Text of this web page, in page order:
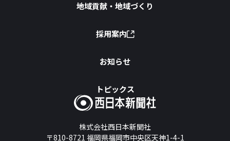
株式会社西日本新聞社
〒810-8721 福岡県福岡市中央区天神1-4-1
地域貢献・地域づくり
採用案内
お知らせ
トピックス